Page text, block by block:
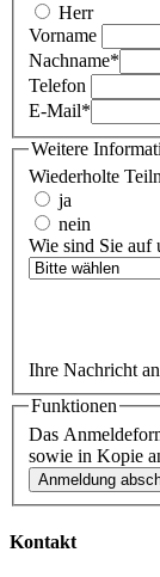
Herr
Vorname
Nachname*
Telefon
E-Mail*
Weitere
Wiederholte
ja
nein
Wie sind Sie auf
Ihre Nachricht
Funktionen
Das
sowie in Kopie
Kontakt